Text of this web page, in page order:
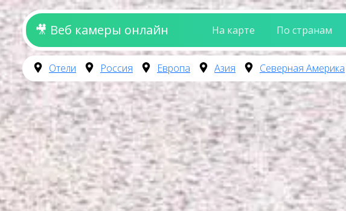
🎥 Веб камеры онлайн На карте По странам
Отели Россия Европа Азия Северная Америка